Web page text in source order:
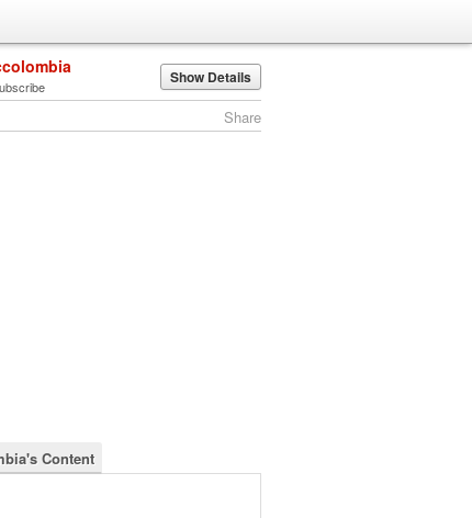
Show Details
Share
Content